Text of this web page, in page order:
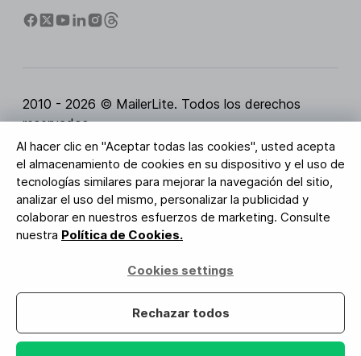
Al hacer clic en "Aceptar todas las cookies", usted acepta
el almacenamiento de cookies en su dispositivo y el uso de
tecnologías similares para mejorar la navegación del sitio,
analizar el uso del mismo, personalizar la publicidad y
colaborar en nuestros esfuerzos de marketing. Consulte
nuestra Política de Cookies.
Cookies settings
Rechazar todos
2010 - 2026 © MailerLite. Todos los derechos
reservados.
Condiciones del servicio
Política de privacidad
Página de Confianza
Configuración de cookies
Activos de marca
BUREAU VERITAS
Certificación ISO 27001
Conformidad con el RGPD